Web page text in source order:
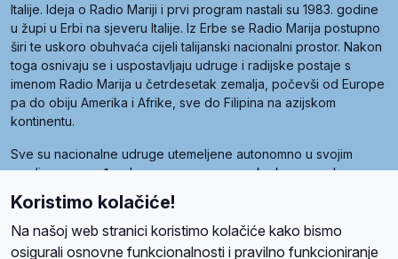
Italije. Ideja o Radio Mariji i prvi program nastali su 1983. godine
u župi u Erbi na sjeveru Italije. Iz Erbe se Radio Marija postupno
širi te uskoro obuhvaća cijeli talijanski nacionalni prostor. Nakon
toga osnivaju se i uspostavljaju udruge i radijske postaje s
imenom Radio Marija u četrdesetak zemalja, počevši od Europe
pa do obiju Amerika i Afrike, sve do Filipina na azijskom
kontinentu.
Sve su nacionalne udruge utemeljene autonomno u svojim
zemljama, a međusobna su povezane preko krovne udruge
pod nazivom Svjetska obitelj Radio Marije (World Family of
Radio Maria). Svjetsku obitelj utemeljilo je sedam članica, među
kojima je i hrvatska Udruga Radio Marija.
Koristimo kolačiće!
Na našoj web stranici koristimo kolačiće kako bismo
osigurali osnovne funkcionalnosti i pravilno funkcioniranje